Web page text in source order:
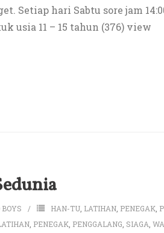
Setiap hari Sabtu sore jam
usia 11 – 15 tahun (376) view
BOYS HAN-TU, LATIHAN, PENEGAK,
, PENEGAK, PENGGALANG SIAGA